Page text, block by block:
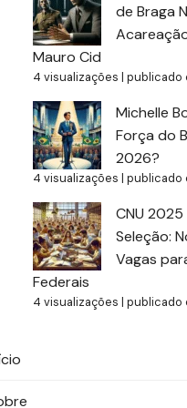
de Braga
Mauro Cid
4 visualizações | publicado
Michelle
Força do
2026?
4 visualizações | publicado
CNU
Seleção:
Vagas
Federais
4 visualizações | publicado